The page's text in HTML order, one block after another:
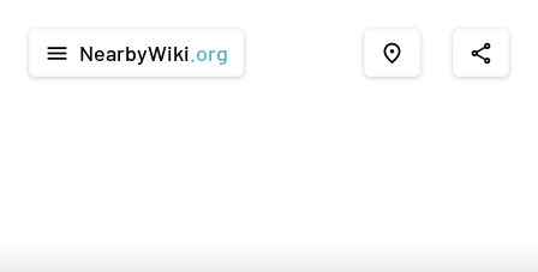
menu NearbyWiki .org place share